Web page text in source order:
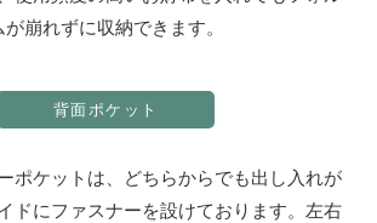
が崩れずに収納できます。
背面ポケット
ポケットは、どちらからでも出し入れが
ドにファスナーを設けております。左右